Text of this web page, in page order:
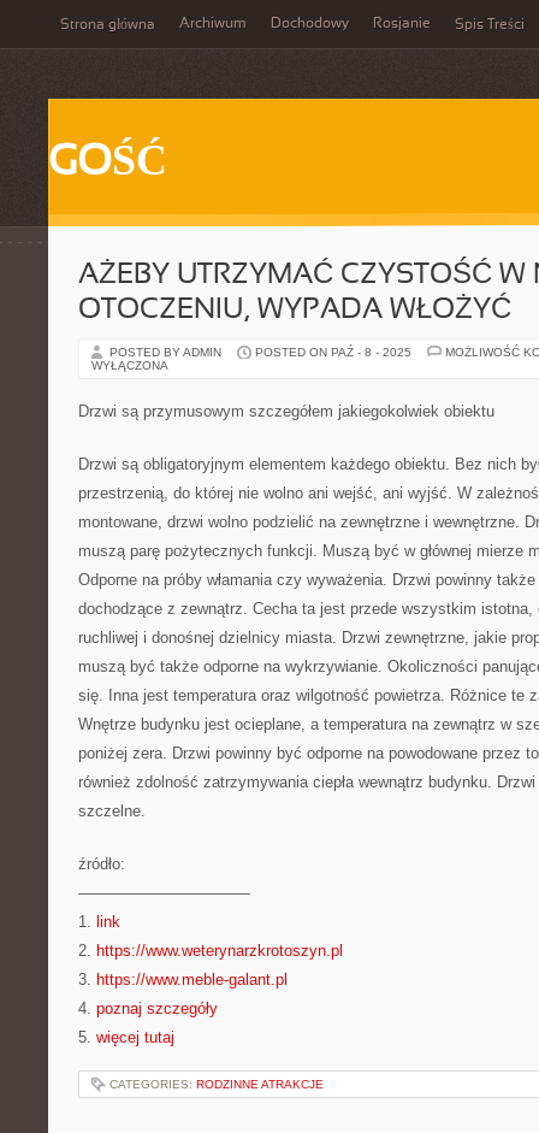
Strona główna Archiwum Dochodowy Rosjanie Spis Treści
GOŚĆ
AŻEBY UTRZYMAĆ CZYSTOŚĆ W
OTOCZENIU, WYPADA WŁOŻYĆ
POSTED BY ADMIN POSTED ON PAŹ - 8 - 2025
MOŻLIWOŚĆ
WYŁĄCZONA
Drzwi są przymusowym szczegółem jakiegokolwiek obiektu
Drzwi są obligatoryjnym elementem każdego obiektu. Bez nich
przestrzenią, do której nie wolno ani wejść, ani wyjść. W
montowane, drzwi wolno podzielić na zewnętrzne i wewnętrzne.
muszą parę pożytecznych funkcji. Muszą być w głównej mierze
Odporne na próby włamania czy wyważenia. Drzwi powinny
dochodzące z zewnątrz. Cecha ta jest przede wszystkim istotna,
ruchliwej i donośnej dzielnicy miasta. Drzwi zewnętrzne, jakie
muszą być także odporne na wykrzywianie. Okoliczności
się. Inna jest temperatura oraz wilgotność powietrza. Różnice te
Wnętrze budynku jest ocieplane, a temperatura na zewnątrz w
poniżej zera. Drzwi powinny być odporne na powodowane przez
również zdolność zatrzymywania ciepła wewnątrz budynku.
szczelne.
źródło:
———————————
1. link
2. https://www.weterynarzkrotoszyn.pl
3. https://www.meble-galant.pl
4. poznaj szczegóły
5. więcej tutaj
CATEGORIES: RODZINNE ATRAKCJE